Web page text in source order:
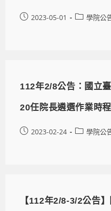
2023-05-01 學院公
112年2/8公告：國立
20任院長遴選作業時程
2023-02-24 學院公
【112年2/8-3/2公告